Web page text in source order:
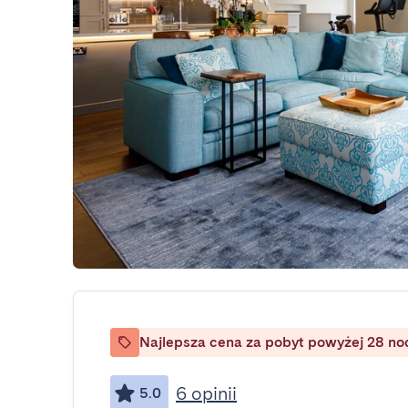
Najlepsza cena za pobyt powyżej 28
5.0 6 opinii